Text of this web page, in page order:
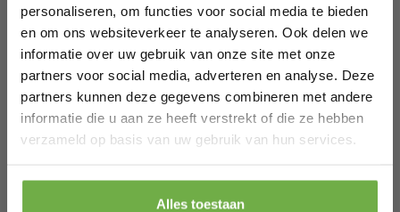
personaliseren, om functies voor social media te bieden
en om ons websiteverkeer te analyseren. Ook delen we
informatie over uw gebruik van onze site met onze
partners voor social media, adverteren en analyse. Deze
partners kunnen deze gegevens combineren met andere
informatie die u aan ze heeft verstrekt of die ze hebben
verzameld op basis van uw gebruik van hun services.
Alles toestaan
Prijs op bol.com € 69,95
€ 33,99
-51%
Laat ons weten wanneer je jarig bent
Pak € 5,- korting